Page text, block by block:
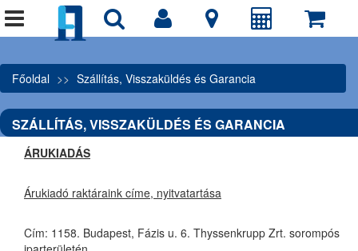
Főoldal Szállítás, Visszaküldés és Garancia
SZÁLLÍTÁS, VISSZAKÜLDÉS ÉS GARANCIA
ÁRUKIADÁS
Árukiadó raktáraink címe, nyitvatartása
Cím: 1158. Budapest, Fázis u. 6. Thyssenkrupp Zrt. sorompós